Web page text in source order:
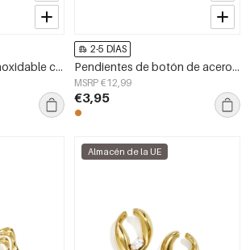
Pulseras de acero inoxidable con dijes circulares, sencillas, de la serie Daily Simple, joyería para mujer
2-5 DÍAS
Pendientes de botón de acero inoxidable con forma irregular, sencillos, de la serie Daily Simple, joyería para mujer.
MSRP €12,99
€3,95
Almacén de la UE